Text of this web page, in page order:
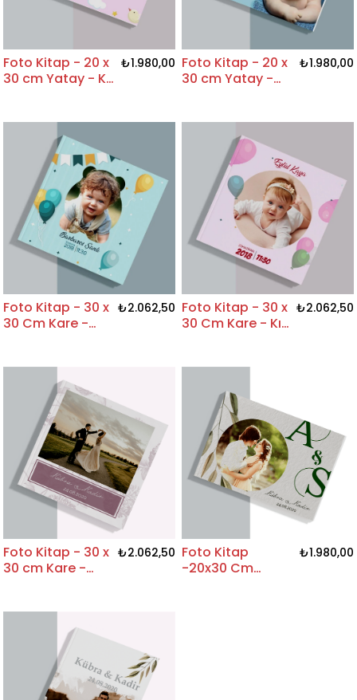
Foto Kitap - 20 x
30 cm Yatay - Kız
₺1.980,00 Foto Kitap - 20 x
30 cm Yatay -
₺1.980,00
Foto Kitap - 30 x
30 Cm Kare -
₺2.062,50 Foto Kitap - 30 x
30 Cm Kare - Kız
₺2.062,50
Foto Kitap - 30 x
30 cm Kare -
₺2.062,50 Foto Kitap
-20x30 Cm
₺1.980,00